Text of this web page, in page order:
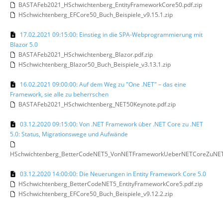
BASTAFeb2021_HSchwichtenberg_EntityFrameworkCore50.pdf.zip
HSchwichtenberg_EFCore50_Buch_Beispiele_v9.15.1.zip
17.02.2021 09:15:00: Einstieg in die SPA-Webprogrammierung mit
Blazor 5.0
BASTAFeb2021_HSchwichtenberg_Blazor.pdf.zip
HSchwichtenberg_Blazor50_Buch_Beispiele_v3.13.1.zip
16.02.2021 09:00:00: Auf dem Weg zu "One .NET" – das eine
Framework, sie alle zu beherrschen
BASTAFeb2021_HSchwichtenberg_NET50Keynote.pdf.zip
03.12.2020 09:15:00: Von .NET Framework über .NET Core zu .NET
5.0: Status, Migrationswege und Aufwände
03.12.2020 14:00:00: Die Neuerungen in Entity Framework Core 5.0
HSchwichtenberg_BetterCodeNET5_EntityFrameworkCore5.pdf.zip
HSchwichtenberg_EFCore50_Buch_Beispiele_v9.12.2.zip